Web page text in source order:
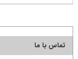
تماس با ما